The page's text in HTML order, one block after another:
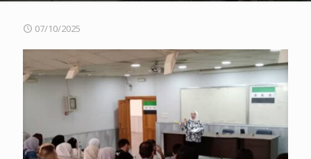
07/10/2025